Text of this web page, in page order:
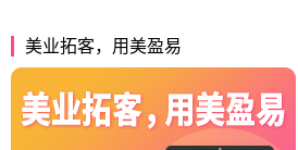
美业拓客，用美盈易